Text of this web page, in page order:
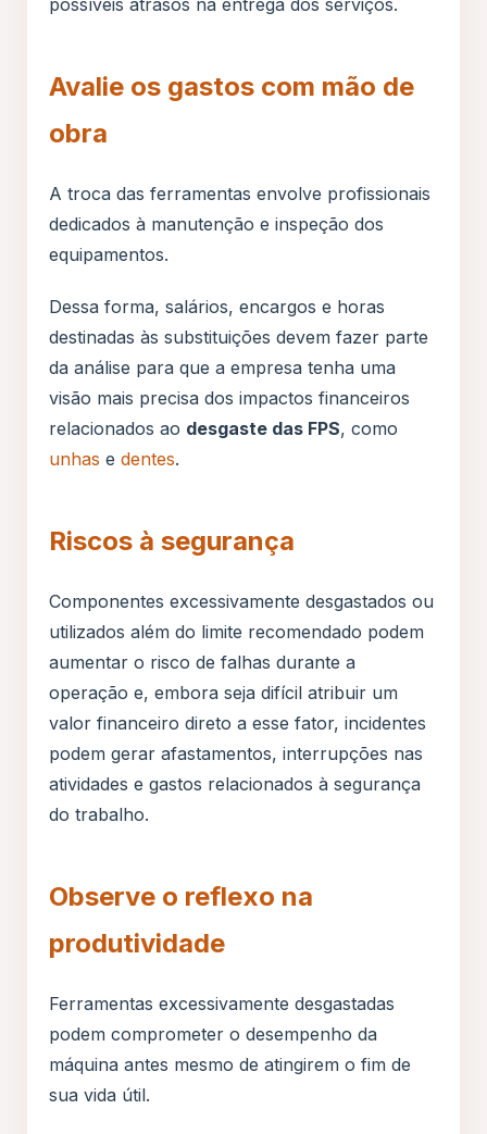
Avalie os gastos com mão de
obra
A troca das ferramentas envolve profissionais
dedicados à manutenção e inspeção dos
equipamentos.
Dessa forma, salários, encargos e horas
destinadas às substituições devem fazer parte
da análise para que a empresa tenha uma
visão mais precisa dos impactos financeiros
relacionados ao desgaste das FPS, como
unhas e dentes.
Riscos à segurança
Componentes excessivamente desgastados ou
utilizados além do limite recomendado podem
aumentar o risco de falhas durante a
operação e, embora seja difícil atribuir um
valor financeiro direto a esse fator, incidentes
podem gerar afastamentos, interrupções nas
atividades e gastos relacionados à segurança
do trabalho.
Observe o reflexo na
produtividade
Ferramentas excessivamente desgastadas
podem comprometer o desempenho da
máquina antes mesmo de atingirem o fim de
sua vida útil.